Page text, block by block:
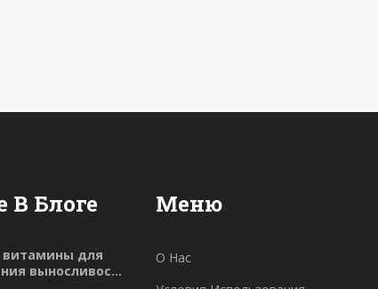
В Блоге
для
выносливости
Меню
О Нас